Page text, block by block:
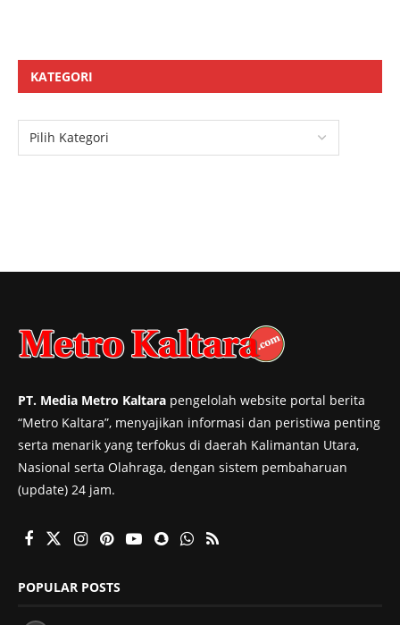
KATEGORI
PT. Media Metro Kaltara pengelolah website portal berita
“Metro Kaltara”, menyajikan informasi dan peristiwa penting
serta menarik yang terfokus di daerah Kalimantan Utara,
Nasional serta Olahraga, dengan sistem pembaharuan
(update) 24 jam.
POPULAR POSTS